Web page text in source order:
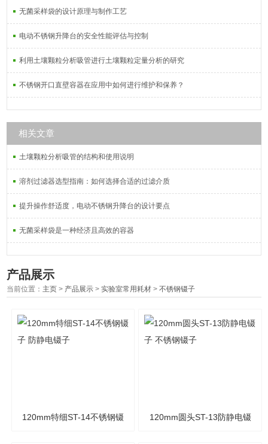
无菌采样袋的设计原理与制作工艺
电动不锈钢升降台的安全性能评估与控制
利用土壤颗粒分析吸管进行土壤颗粒定量分析的研究
不锈钢开口直壁容器在应用中如何进行维护和保养？
相关文章
土壤颗粒分析吸管的结构和使用说明
溶剂过滤器选型指南：如何选择合适的过滤介质
提升操作舒适度，电动不锈钢升降台的设计要点
无菌采样袋是一种经济且高效的容器
产品展示
当前位置： 主页 > 产品展示 >实验室常用耗材 >不锈钢镊子
120mm特细ST-14不锈钢镊 120mm圆头ST-13防静电镊